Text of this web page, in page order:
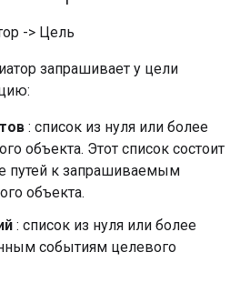
-> Цель
запрашивает у цели
: список из нуля или более
объекта. Этот список состоит
путей к запрашиваемым
объекта.
: список из нуля или более
событиям целевого